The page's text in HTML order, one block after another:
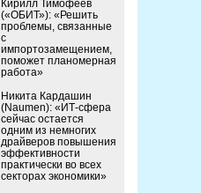
Кирилл Тимофеев
(«ОБИТ»): «Решить
проблемы, связанные
с
импортозамещением,
поможет планомерная
работа»
Никита Кардашин
(Naumen): «ИТ-сфера
сейчас остается
одним из немногих
драйверов повышения
эффективности
практически во всех
секторах экономики»